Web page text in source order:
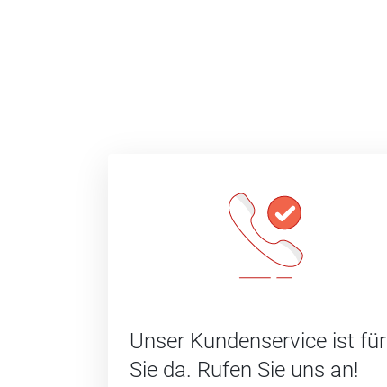
Unser Kundenservice ist für
Sie da. Rufen Sie uns an!